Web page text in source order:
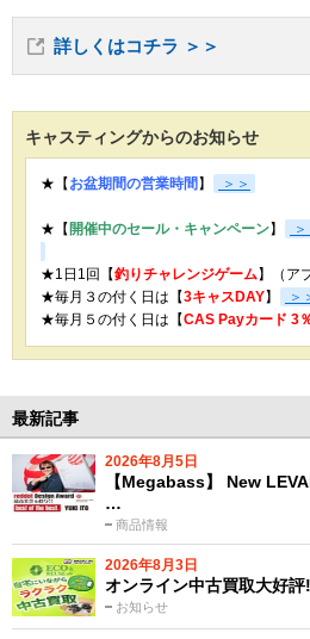
詳しくはコチラ ＞＞
キャスティングからのお知らせ
★【お盆期間の営業時間】 ＞＞
★【開催中のセール・キャンペーン】
★1日1回【釣りチャレンジゲーム】（ア
★毎月３の付く日は【3キャスDAY】
＞
★毎月５の付く日は【CAS Payカード 3
最新記事
2026年8月5日
商品情報
【Megabass】 New
…
2026年8月3日
お知らせ
オンライン中古買取大好評